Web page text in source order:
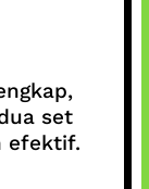
set
efektif.